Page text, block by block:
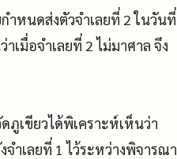
ำหนดส่งตัวจำเลยที่ 2 ในวันที่
เมื่อจำเลยที่ 2 ไม่มาศาล จึง
ภูเขียวได้พิเคราะห์เห็นว่า
ำเลยที่ 1 ไว้ระหว่างพิจารณา